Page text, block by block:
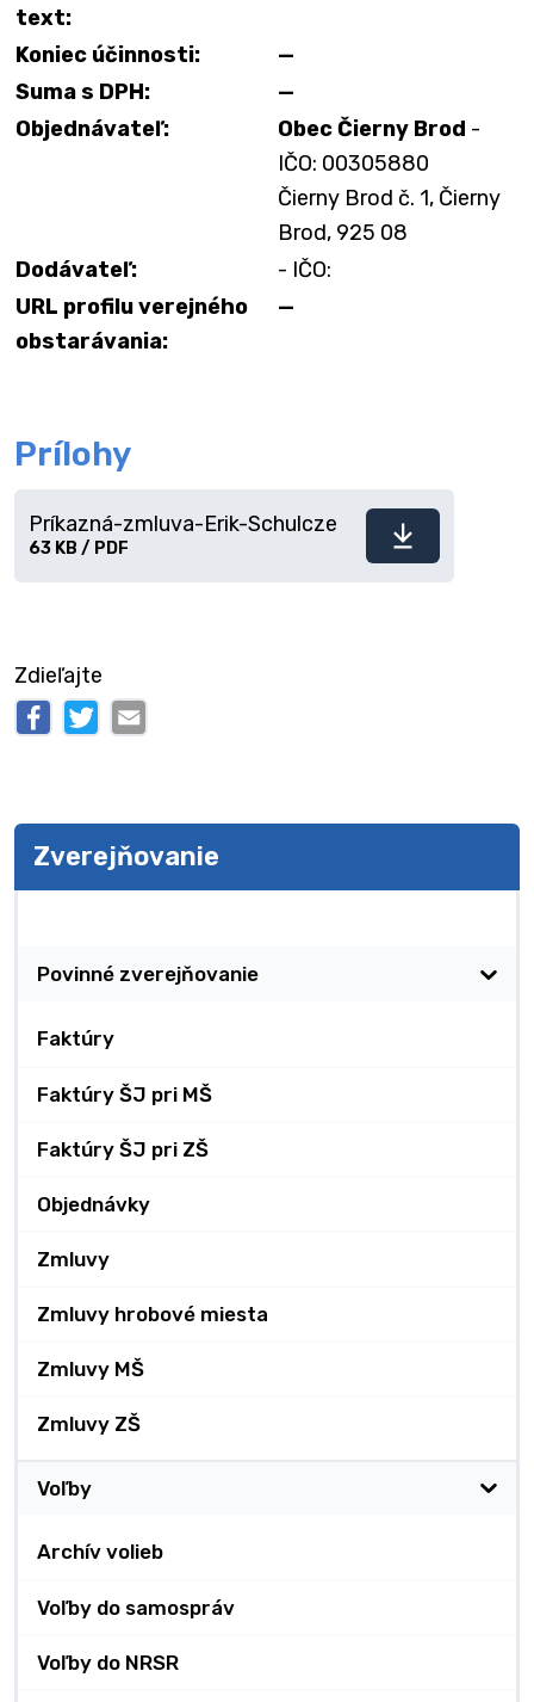
text:
Koniec účinnosti:
—
Suma s DPH:
—
Objednávateľ:
Obec Čierny Brod -
IČO: 00305880
Čierny Brod č. 1, Čierny
Brod, 925 08
Dodávateľ:
- IČO:
URL profilu verejného
obstarávania:
—
Prílohy
Stiahnuť
Príkazná-zmluva-Erik-Schulcze
63 KB / PDF
Zdieľajte
Zverejňovanie
Povinné zverejňovanie
Faktúry
Faktúry ŠJ pri MŠ
Faktúry ŠJ pri ZŠ
Objednávky
Zmluvy
Zmluvy hrobové miesta
Zmluvy MŠ
Zmluvy ZŠ
Voľby
Archív volieb
Voľby do samospráv
Voľby do NRSR